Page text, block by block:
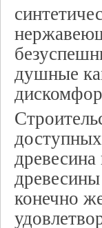
душные
конечно